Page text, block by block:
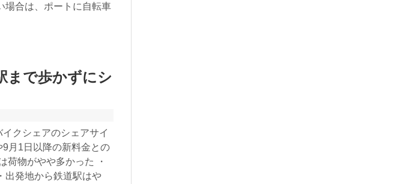
場合は、ポートに自転車
まで歩かずにシ
クシェアのシェアサイ
月1日以降の新料金との
荷物がやや多かった ・
出発地から鉄道駅はや